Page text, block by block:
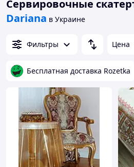
Сервировочные
Dariana в Украине
Фильтры Цена
Бесплатная доставка Rozetka